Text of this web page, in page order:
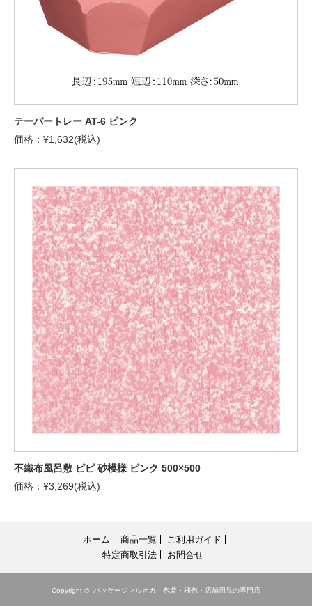
テーパートレー AT-6 ピンク
価格：¥1,632(税込)
不織布風呂敷 ピピ 砂模様 ピンク 500×500
価格：¥3,269(税込)
ホーム 商品一覧
ご利用ガイド
特定商取引法
お問合せ
Copyright © パッケージマルオカ 包装・梱包・店舗用品の専門店